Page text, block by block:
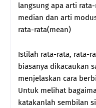
langsung apa arti
median dan arti
rata-rata(mean)
Istilah rata-rata, rata-
biasanya dikacaukan
menjelaskan cara
Untuk melihat
katakanlah sembilan